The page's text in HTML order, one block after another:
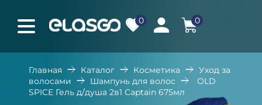
0 0
Главная Каталог Косметика
Уход за
волосами
Шампунь для волос
OLD
SPICE Гель д/душа 2в1 Captain 675мл